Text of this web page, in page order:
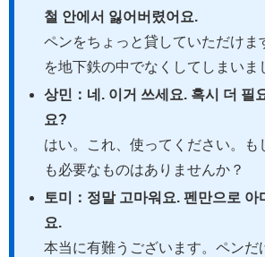
철 안에서 잃어버렸어요.
ペンをちょっと貸していただけま
を地下鉄の中でなくしてしまいま
상민：네. 이거 쓰세요. 혹시 더 필
요?
はい。これ、使ってください。も
も必要なものはありませんか？
토미：정말 고마워요. 펜만으로 아
요.
本当に有難うございます。ペンだ